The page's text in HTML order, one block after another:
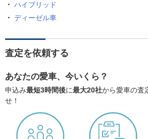
ハイブリッド
ディーゼル車
査定を依頼する
あなたの愛車、今いくら？
申込み最短3時間後に最大20社から愛車の査
せ！